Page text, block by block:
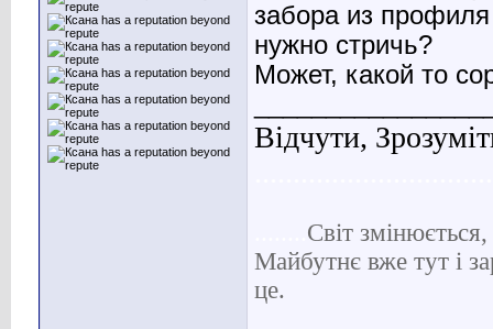
забора из профиля
нужно стричь?
Может, какой то
Відчути,
Світ
Майбутнє вже тут і
це.